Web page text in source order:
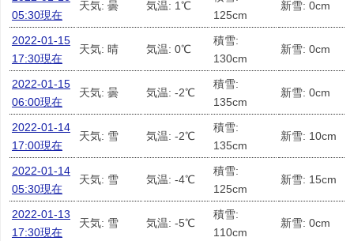
05:30現在
天気: 曇 気温: 1℃
125cm
新雪: 0cm
2022-01-15
17:30現在
天気: 晴 気温: 0℃
積雪:
130cm
新雪: 0cm
2022-01-15
06:00現在
天気: 曇 気温: -2℃
積雪:
135cm
新雪: 0cm
2022-01-14
17:00現在
天気: 雪 気温: -2℃
積雪:
135cm
新雪: 10cm
2022-01-14
05:30現在
天気: 雪 気温: -4℃
積雪:
125cm
新雪: 15cm
2022-01-13
17:30現在
天気: 雪 気温: -5℃
積雪:
110cm
新雪: 0cm